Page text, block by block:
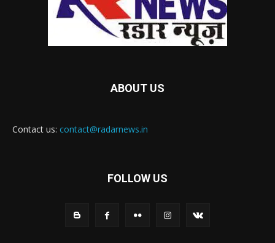
ABOUT US
Contact us: contact@radarnews.in
FOLLOW US